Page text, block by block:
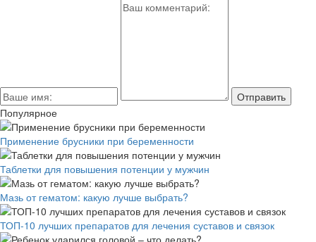
Популярное
Применение брусники при беременности
Таблетки для повышения потенции у мужчин
Мазь от гематом: какую лучше выбрать?
ТОП-10 лучших препаратов для лечения суставов и связок